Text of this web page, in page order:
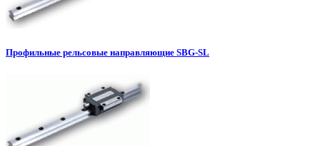
Профильные рельсовые направляющие SBG-SL